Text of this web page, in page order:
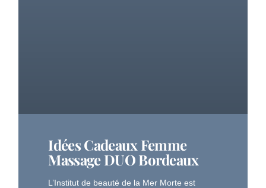
Idées Cadeaux Femme
Massage DUO Bordeaux
L’Institut de beauté de la Mer Morte est